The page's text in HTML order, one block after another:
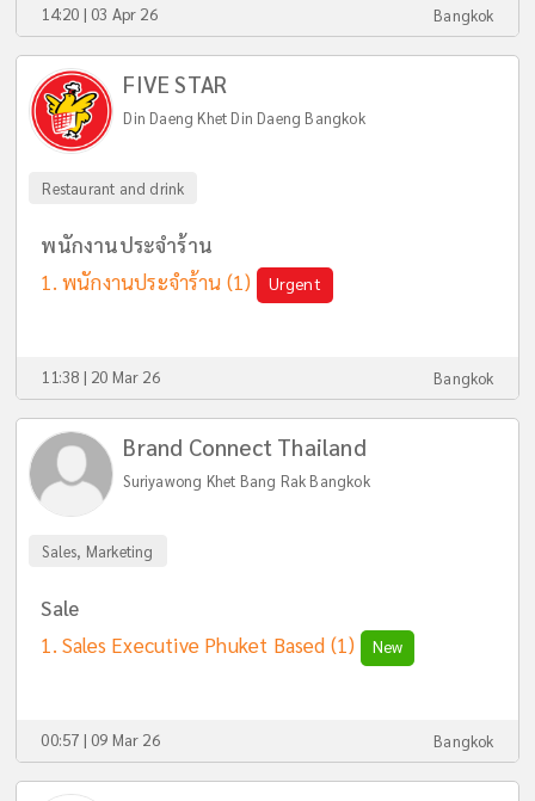
14:20 | 03 Apr 26 Bangkok
FIVE STAR
Din Daeng Khet Din Daeng Bangkok
Restaurant and drink
พนักงานประจำร้าน
พนักงานประจำร้าน (1) Urgent
11:38 | 20 Mar 26 Bangkok
Brand Connect Thailand
Suriyawong Khet Bang Rak Bangkok
Sales, Marketing
Sale
Sales Executive Phuket Based (1) New
00:57 | 09 Mar 26 Bangkok